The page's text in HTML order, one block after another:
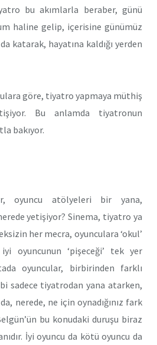
bu akımlarla beraber, günü
haline gelip, içerisine günümüz
katarak, hayatına kaldığı yerden
göre, tiyatro yapmaya müthiş
Bu anlamda tiyatronun
bakıyor.
oyuncu atölyeleri bir yana,
yetişiyor? Sinema, tiyatro ya
her mecra, oyunculara ‘okul’
oyuncunun ‘pişeceği’ tek yer
oyuncular, birbirinden farklı
sadece tiyatrodan yana atarken,
nerede, ne için oynadığınız fark
bu konudaki duruşu biraz
İyi oyuncu da kötü oyuncu da